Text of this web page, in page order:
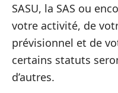
SASU, la SAS ou
votre activité, de
prévisionnel et de
certains statuts
d’autres.